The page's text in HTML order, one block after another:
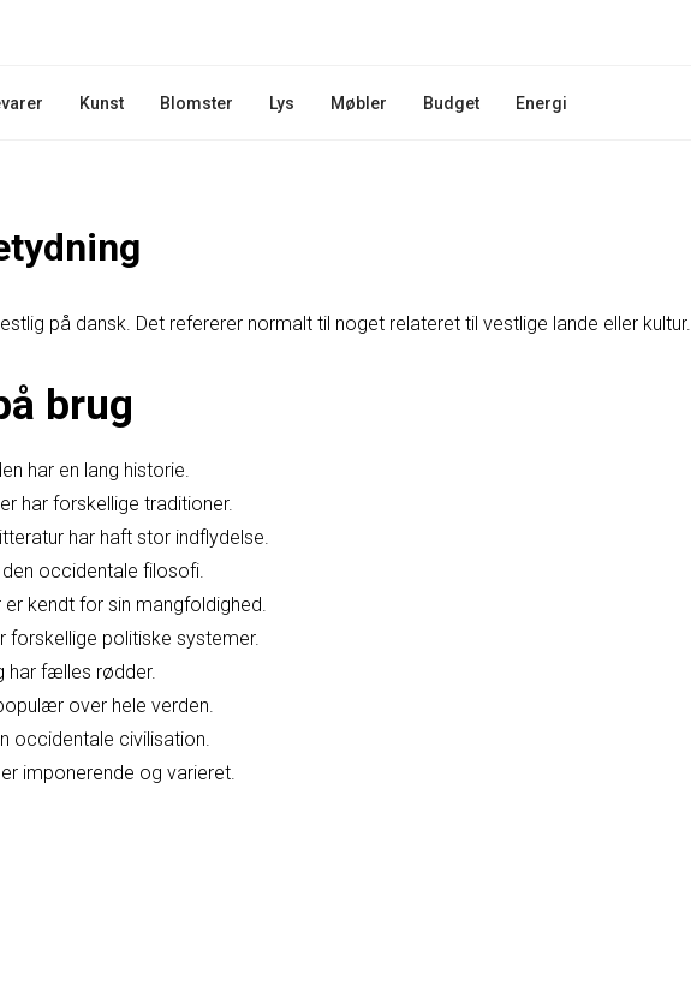
Kunst Blomster Lys Møbler Budget Energi
på dansk. Det refererer normalt til noget relateret til vestlige lande eller kultur.
brug
har en lang historie.
har forskellige traditioner.
har haft stor indflydelse.
occidentale filosofi.
kendt for sin mangfoldighed.
forskellige politiske systemer.
har fælles rødder.
over hele verden.
occidentale civilisation.
imponerende og varieret.